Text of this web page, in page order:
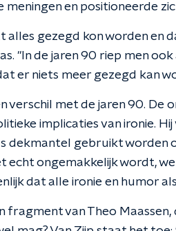
en positioneerde
alles gezegd kon worden en
"In de jaren 90 riep men ook
er niets meer gezegd kan
verschil met de jaren 90. De
implicaties van ironie.
dekmantel gebruikt
echt ongemakkelijk wordt,
dat alle ironie en humor
fragment van Theo